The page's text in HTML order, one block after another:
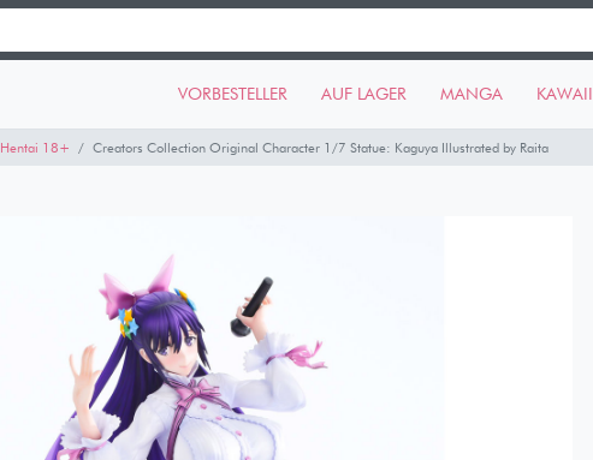
VORBESTELLER AUF LAGER MANGA KAWAII
Hentai 18+ Creators Collection Original Character 1/7 Statue: Kaguya Illustrated by Raita